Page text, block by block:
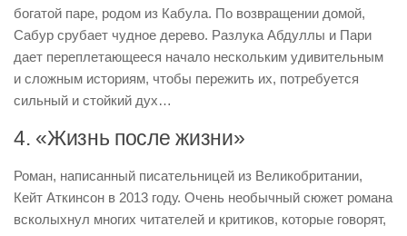
богатой паре, родом из Кабула. По возвращении домой,
Сабур срубает чудное дерево. Разлука Абдуллы и Пари
дает переплетающееся начало нескольким удивительным
и сложным историям, чтобы пережить их, потребуется
сильный и стойкий дух…
4. «Жизнь после жизни»
Роман, написанный писательницей из Великобритании,
Кейт Аткинсон в 2013 году. Очень необычный сюжет романа
всколыхнул многих читателей и критиков, которые говорят,